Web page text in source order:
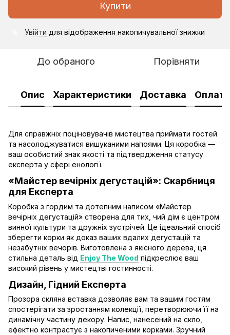
Купити
Увійти для відображення накопичувальної знижки
До обраного Порівняти
Опис Характеристики Доставка Оплата
Для справжніх поціновувачів мистецтва приймати гостей
та насолоджуватися вишуканими напоями. Ця коробка —
ваш особистий знак якості та підтвердження статусу
експерта у сфері енології.
«Майстер вечірніх дегустацій»: Скарбниця
для Експерта
Коробка з гордим та дотепним написом «Майстер
вечірніх дегустацій» створена для тих, чий дім є центром
винної культури та дружніх зустрічей. Це ідеальний спосіб
зберегти корки як доказ ваших вдалих дегустацій та
незабутніх вечорів. Виготовлена з якісного дерева, ця
стильна деталь від Enjoy The Wood підкреслює ваш
високий рівень у мистецтві гостинності.
Дизайн, Гідний Експерта
Прозора скляна вставка дозволяє вам та вашим гостям
спостерігати за зростанням колекції, перетворюючи її на
динамічну частину декору. Напис, нанесений на скло,
ефектно контрастує з накопиченими корками. Зручний